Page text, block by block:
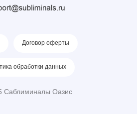
Договор оферты
обработки данных
Саблиминалы Оазис